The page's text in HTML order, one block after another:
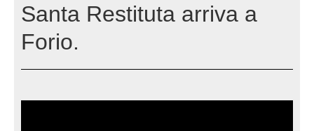
Santa Restituta arriva a
Forio.